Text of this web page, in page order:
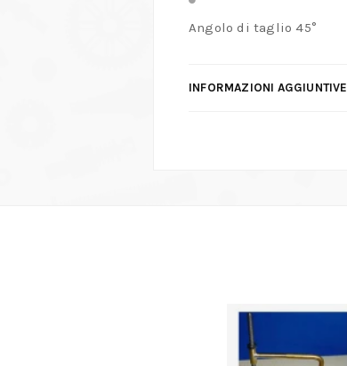
Angolo di taglio 45°
INFORMAZIONI AGGIUNTIVE